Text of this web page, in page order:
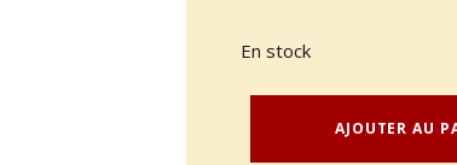
En stock
AJOUTER AU